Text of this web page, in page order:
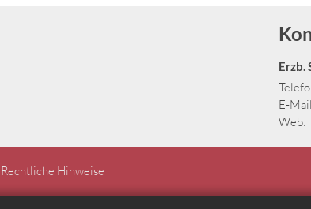
Erzb.
E-
Web:
Rechtliche Hinweise